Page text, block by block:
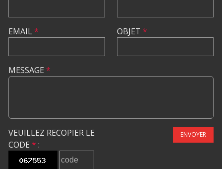
EMAIL* OBJET *
MESSAGE *
VEUILLEZ RECOPIER LE
CODE * :
ENVOYER